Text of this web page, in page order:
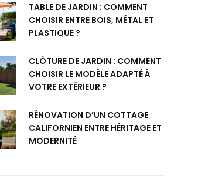
TABLE DE JARDIN : COMMENT
CHOISIR ENTRE BOIS, MÉTAL ET
PLASTIQUE ?
CLÔTURE DE JARDIN : COMMENT
CHOISIR LE MODÈLE ADAPTÉ À
VOTRE EXTÉRIEUR ?
RÉNOVATION D’UN COTTAGE
CALIFORNIEN ENTRE HÉRITAGE ET
MODERNITÉ